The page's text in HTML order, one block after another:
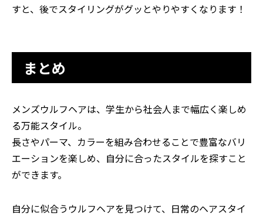
すと、後でスタイリングがグッとやりやすくなります！
まとめ
メンズウルフヘアは、学生から社会人まで幅広く楽しめ
る万能スタイル。
長さやパーマ、カラーを組み合わせることで豊富なバリ
エーションを楽しめ、自分に合ったスタイルを探すこと
ができます。
自分に似合うウルフヘアを見つけて、日常のヘアスタイ